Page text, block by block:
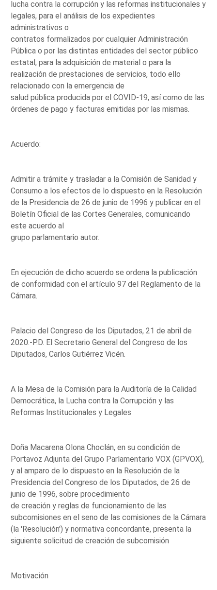
lucha contra la corrupción y las reformas institucionales y
legales, para el análisis de los expedientes
administrativos o
contratos formalizados por cualquier Administración
Pública o por las distintas entidades del sector público
estatal, para la adquisición de material o para la
realización de prestaciones de servicios, todo ello
relacionado con la emergencia de
salud pública producida por el COVID-19, así como de las
órdenes de pago y facturas emitidas por las mismas.
Acuerdo:
Admitir a trámite y trasladar a la Comisión de Sanidad y
Consumo a los efectos de lo dispuesto en la Resolución
de la Presidencia de 26 de junio de 1996 y publicar en el
Boletín Oficial de las Cortes Generales, comunicando
este acuerdo al
grupo parlamentario autor.
En ejecución de dicho acuerdo se ordena la publicación
de conformidad con el artículo 97 del Reglamento de la
Cámara.
Palacio del Congreso de los Diputados, 21 de abril de
2020.-P.D. El Secretario General del Congreso de los
Diputados, Carlos Gutiérrez Vicén.
A la Mesa de la Comisión para la Auditoría de la Calidad
Democrática, la Lucha contra la Corrupción y las
Reformas Institucionales y Legales
Doña Macarena Olona Choclán, en su condición de
Portavoz Adjunta del Grupo Parlamentario VOX (GPVOX),
y al amparo de lo dispuesto en la Resolución de la
Presidencia del Congreso de los Diputados, de 26 de
junio de 1996, sobre procedimiento
de creación y reglas de funcionamiento de las
subcomisiones en el seno de las comisiones de la Cámara
(la 'Resolución') y normativa concordante, presenta la
siguiente solicitud de creación de subcomisión
Motivación